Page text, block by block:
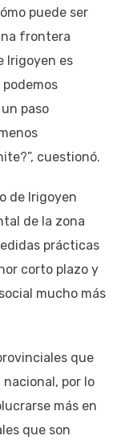
puede ser
frontera
Irigoyen es
paso
cuestionó.
de Irigoyen
de la zona
prácticas
corto plazo y
mucho más
que
por lo
más en
que son